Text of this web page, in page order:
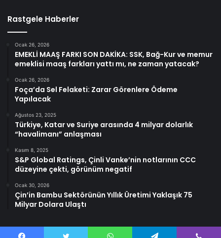
Rastgele Haberler
Ocak 26, 2026
EMEKLİ MAAŞ FARKI SON DAKİKA: SSK, Bağ-Kur ve memur
emeklisi maaş farkları yattı mı, ne zaman yatacak?
Ocak 26, 2026
Foça’da Sel Felaketi: Zarar Görenlere Ödeme
Yapılacak
Ağustos 23, 2025
Türkiye, Katar ve Suriye arasında 4 milyar dolarlık
“havalimanı” anlaşması
Kasım 8, 2025
S&P Global Ratings, Çinli Vanke’nin notlarının CCC
düzeyine çekti, görünüm negatif
Ocak 30, 2026
Çin’in Bambu Sektörünün Yıllık Üretimi Yaklaşık 75
Milyar Dolara Ulaştı